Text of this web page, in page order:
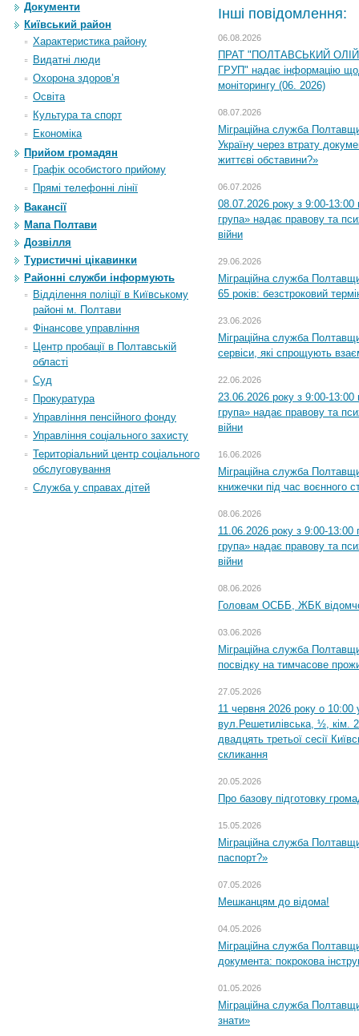
Документи
Київський район
Характеристика району
Видатні люди
Охорона здоров’я
Освіта
Культура та спорт
Економіка
Прийом громадян
Графік особистого прийому
Прямі телефонні лінії
Вакансії
Мапа Полтави
Дозвілля
Туристичні цікавинки
Районні служби інформують
Відділення поліції в Київському
районі м. Полтави
Фінансове управління
Центр пробації в Полтавській
області
Суд
Прокуратура
Управління пенсійного фонду
Управління соціального захисту
Територіальний центр соціального
обслуговування
Служба у справах дітей
Інші повідомлення:
06.08.2026
ПРАТ "ПОЛТАВСЬКИЙ
ГРУП" надає інформацію
моніторингу (06. 2026)
08.07.2026
Міграційна служба
Україну через втрату
життєві обставини?»
06.07.2026
08.07.2026 року з 9:00-13:00
група» надає правову та
війни
29.06.2026
Міграційна служба
65 років: безстроковий
23.06.2026
Міграційна служба
сервіси, які спрощують
22.06.2026
23.06.2026 року з 9:00-13:00
група» надає правову та
війни
16.06.2026
Міграційна служба
книжечки під час воєнного
08.06.2026
11.06.2026 року з 9:00-13:00
група» надає правову та
війни
08.06.2026
Головам ОСББ, ЖБК
03.06.2026
Міграційна служба
посвідку на тимчасове
27.05.2026
11 червня 2026 року о 10:00
вул.Решетилівська, ½, кім.
двадцять третьої сесії
скликання
20.05.2026
Про базову підготовку
15.05.2026
Міграційна служба
паспорт?»
07.05.2026
Мешканцям до відома!
04.05.2026
Міграційна служба
документа: покрокова
01.05.2026
Міграційна служба
знати»